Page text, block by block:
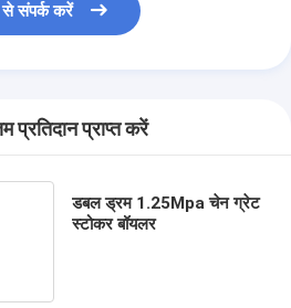
संपर्क करें
प्रतिदान प्राप्त करें
डबल ड्रम 1.25Mpa चेन ग्रेट
स्टोकर बॉयलर